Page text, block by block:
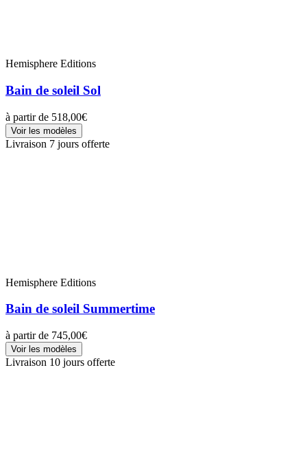
Hemisphere Editions
Bain de soleil Sol
à partir de 518,00€
Voir les modèles
Livraison 7 jours offerte
Hemisphere Editions
Bain de soleil Summertime
à partir de 745,00€
Voir les modèles
Livraison 10 jours offerte